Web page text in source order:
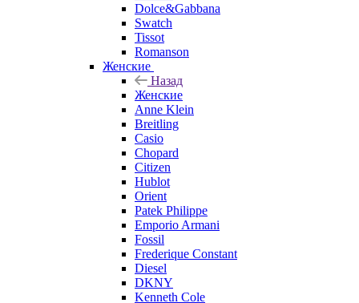
Dolce&Gabbana
Swatch
Tissot
Romanson
Женские
Назад
Женские
Anne Klein
Breitling
Casio
Chopard
Citizen
Hublot
Orient
Patek Philippe
Emporio Armani
Fossil
Frederique Constant
Diesel
DKNY
Kenneth Cole